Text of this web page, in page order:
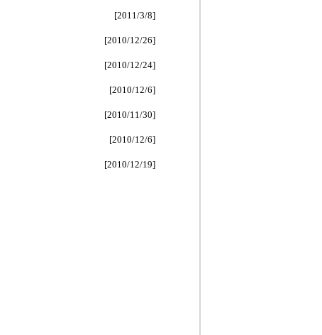
[2011/3/8]
[2010/12/26]
[2010/12/24]
[2010/12/6]
[2010/11/30]
[2010/12/6]
[2010/12/19]